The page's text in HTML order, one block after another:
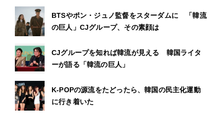
BTSやポン・ジュノ監督をスターダムに 「韓流
の巨人」CJグループ、その素顔は
CJグループを知れば韓流が見える 韓国ライタ
ーが語る「韓流の巨人」
K-POPの源流をたどったら、韓国の民主化運動
に行き着いた